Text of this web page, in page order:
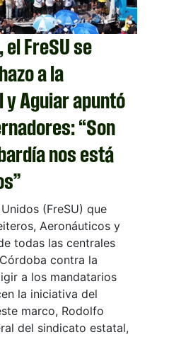
el FreSU se
a la
Aguiar apuntó
“Son
nos está
(FreSU) que
Aeronáuticos y
todas las centrales
contra la
a los mandatarios
la iniciativa del
marco, Rodolfo
del sindicato estatal,